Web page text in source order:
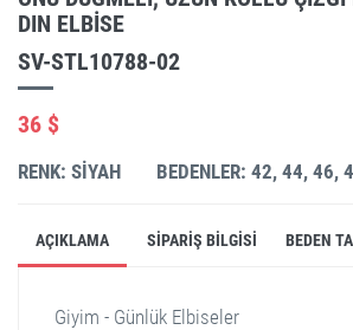
DIN ELBISE
SV-STL10788-02
36 $
RENK: SIYAH BEDENLER: 42, 44, 46,
AÇIKLAMA SIPARIŞ BILGISI BEDEN
Giyim - Günlük Elbiseler